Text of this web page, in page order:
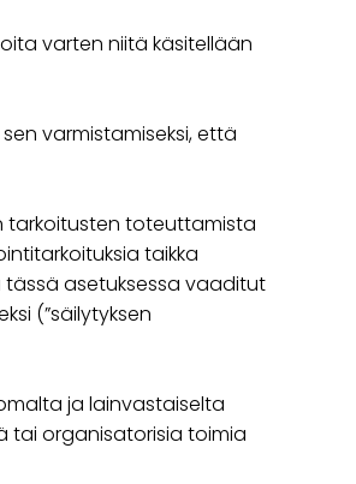
varten niitä käsitellään
varmistamiseksi, että
tarkoitusten toteuttamista
taikka
tässä asetuksessa vaaditut
(”säilytyksen
ja lainvastaiselta
tai organisatorisia toimia